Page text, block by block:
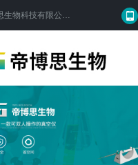
生物科技有限公司